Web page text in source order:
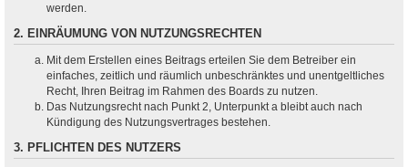
werden.
2. EINRÄUMUNG VON NUTZUNGSRECHTEN
Mit dem Erstellen eines Beitrags erteilen Sie dem Betreiber ein
einfaches, zeitlich und räumlich unbeschränktes und unentgeltliches
Recht, Ihren Beitrag im Rahmen des Boards zu nutzen.
Das Nutzungsrecht nach Punkt 2, Unterpunkt a bleibt auch nach
Kündigung des Nutzungsvertrages bestehen.
3. PFLICHTEN DES NUTZERS